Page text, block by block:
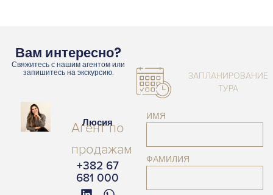
Вам интересно?
Свяжитесь с нашим агентом или
запишитесь на экскурсию.
Люсия
Агент по
продажам
+382 67
681 000
ЗАПЛАНИРОВАНИЕ
ТУРА
ИМЯ
ФАМИЛИЯ